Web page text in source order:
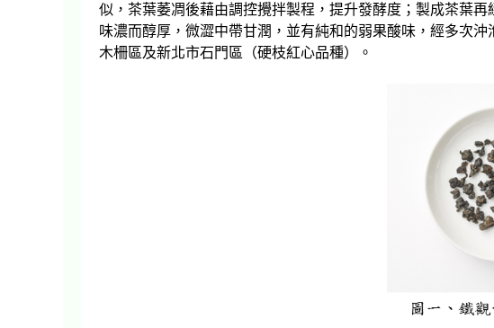
似，茶葉萎凋後藉由調控攪拌製程，提升發酵度；製成茶葉
味濃而醇厚，微澀中帶甘潤，並有純和的弱果酸味，經多次
木柵區及新北市石門區（硬枝紅心品種）。